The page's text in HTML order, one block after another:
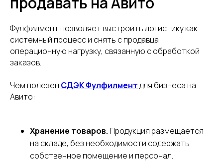
Фулфилмент позволяет выстроить логистику как
системный процесс и снять с продавца
операционную нагрузку, связанную с обработкой
заказов.
Чем полезен СДЭК Фулфилментдля бизнеса на
Авито:
Хранение товаров. Продукция размещается
на складе, без необходимости содержать
собственное помещение и персонал.